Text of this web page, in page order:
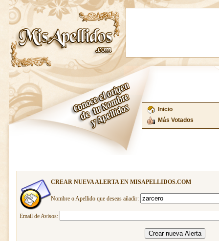
Inicio
Más Votados
CREAR NUEVA ALERTA EN MISAPELLIDOS.COM
Nombre o Apellido que deseas añadir:
Email de Avisos: